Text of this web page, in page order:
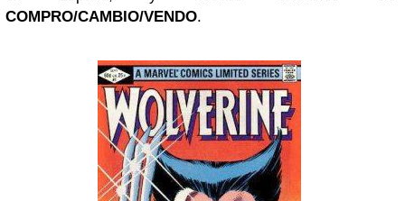
COMPRO/CAMBIO/VENDO.